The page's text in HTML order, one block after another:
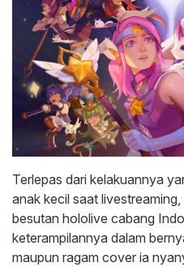
Terlepas dari kelakuannya
anak kecil saat
besutan hololive cabang
keterampilannya dalam
maupun ragam cover ia